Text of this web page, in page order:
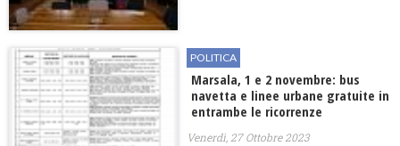
POLITICA
Marsala, 1 e 2 novembre: bus
navetta e linee urbane gratuite in
entrambe le ricorrenze
Venerdì, 27 Ottobre 2023